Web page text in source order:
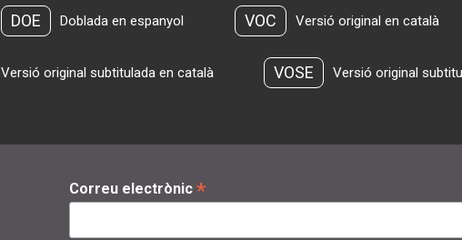
DOE Doblada en espanyol VOC Versió original en català
Versió original subtitulada en català VOSE Versió original
Correu electrònic *